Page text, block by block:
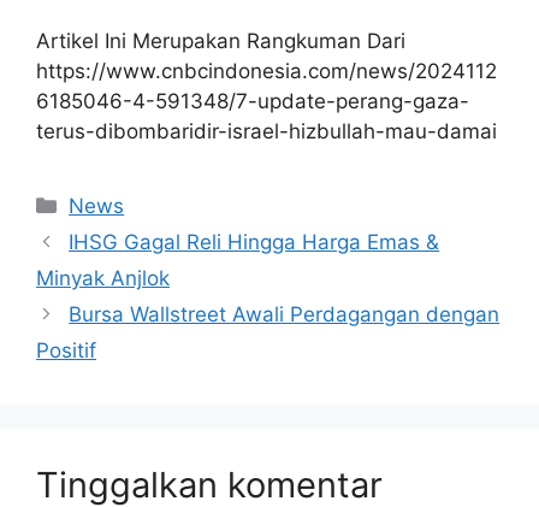
Artikel Ini Merupakan Rangkuman Dari
https://www.cnbcindonesia.com/news/2024112
6185046-4-591348/7-update-perang-gaza-
terus-dibombaridir-israel-hizbullah-mau-damai
Kategori
News
IHSG Gagal Reli Hingga Harga Emas &
Minyak Anjlok
Bursa Wallstreet Awali Perdagangan dengan
Positif
Tinggalkan komentar